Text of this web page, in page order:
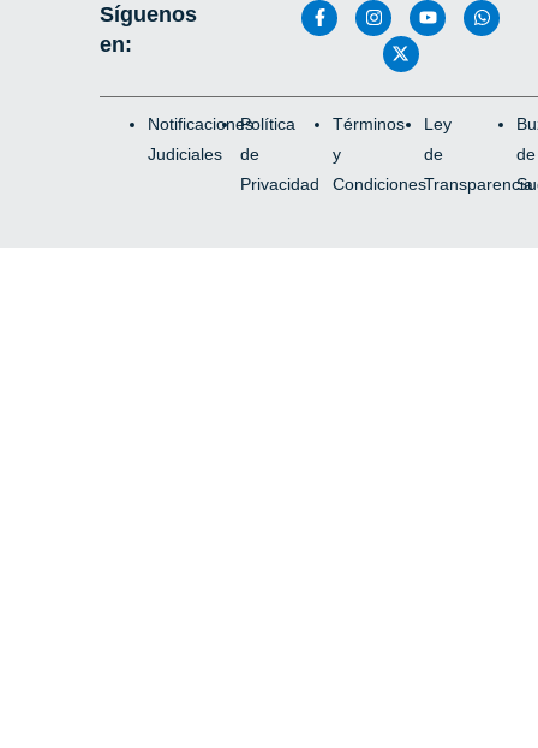
Síguenos
en:
Notificaciones
Judiciales
Política
de
Privacidad
Términos
y
Condiciones
Ley
de
Transparencia
de